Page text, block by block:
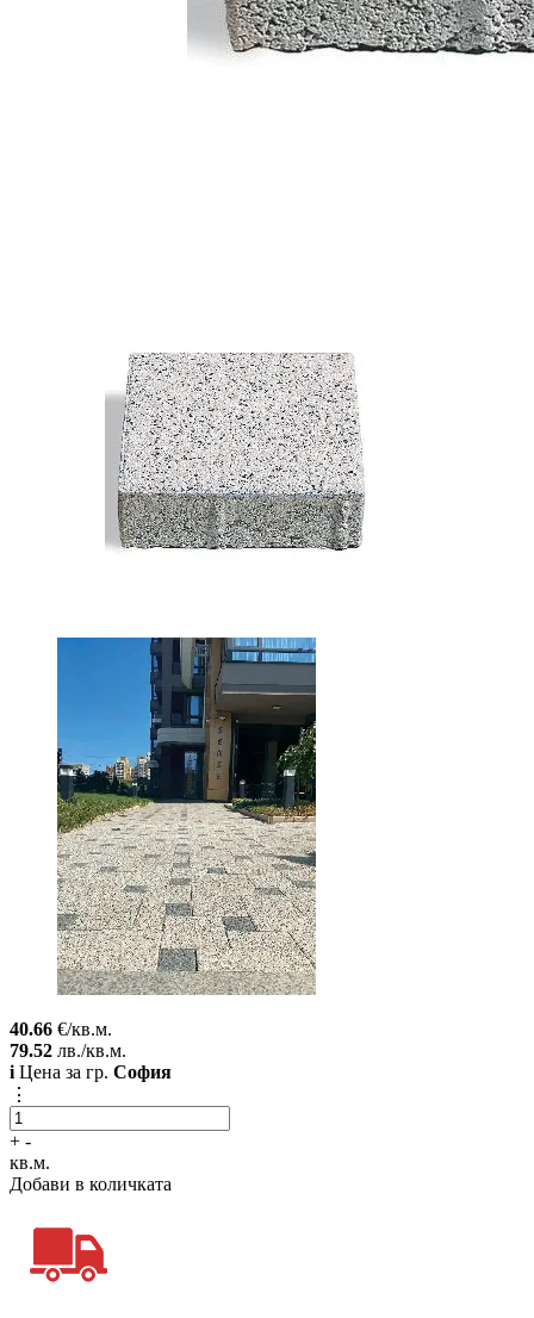
40.66 €/кв.м.
79.52 лв./кв.м.
i Цена за гр. София
⋮
+ -
кв.м.
Добави в количката